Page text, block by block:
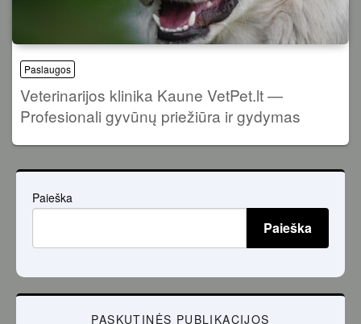
Paslaugos
Veterinarijos klinika Kaune VetPet.lt —
Profesionali gyvūnų priežiūra ir gydymas
Paieška
Paieška
PASKUTINĖS PUBLIKACIJOS